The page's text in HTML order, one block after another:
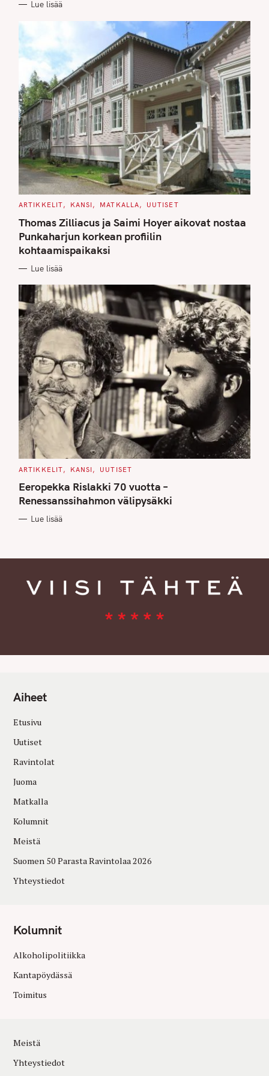
I
Lue lisää
C
T
E
G
O
R
I
S
ARTIKKELIT KANSI MATKALLA UUTISET
Thomas Zilliacus ja Saimi Hoyer aikovat nostaa
Punkaharjun korkean profiilin
kohtaamispaikaksi
Lue lisää
C
T
E
G
O
I
ARTIKKELIT KANSI UUTISET
Eeropekka Rislakki 70 vuotta –
Renessanssihahmon välipysäkki
Lue lisää
Aiheet
Etusivu
Uutiset
Ravintolat
Juoma
Matkalla
Kolumnit
Meistä
Suomen 50 Parasta Ravintolaa 2026
Yhteystiedot
Kolumnit
Alkoholipolitiikka
Kantapöydässä
Toimitus
Meistä
Yhteystiedot